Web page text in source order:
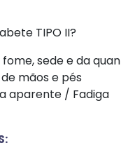
TIPO II?
sede e da
mãos e pés
aparente / Fadiga